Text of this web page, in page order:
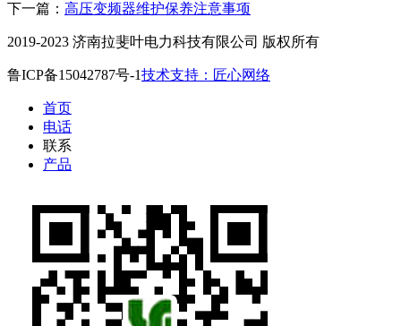
下一篇： 高压变频器维护保养注意事项
2019-2023 济南拉斐叶电力科技有限公司 版权所有
鲁ICP备15042787号-1技术支持：匠心网络
首页
电话
联系
产品